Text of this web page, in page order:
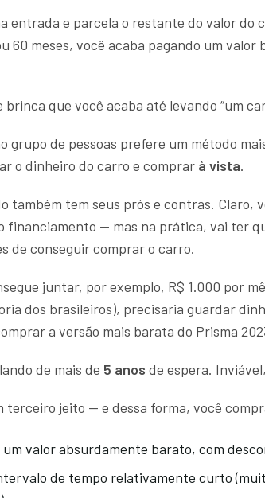
entrada e parcela o restante do valor do
60 meses, você acaba pagando um valor
brinca que você acaba até levando “um
grupo de pessoas prefere um método
o dinheiro do carro e comprar à vista.
também tem seus prós e contras. Claro,
financiamento — mas na prática, vai ter
de conseguir comprar o carro.
juntar, por exemplo, R$ 1.000 por
dos brasileiros), precisaria guardar
a versão mais barata do Prisma
de mais de 5 anos de espera.
terceiro jeito — e dessa forma, você
um valor absurdamente barato, com
de tempo relativamente curto